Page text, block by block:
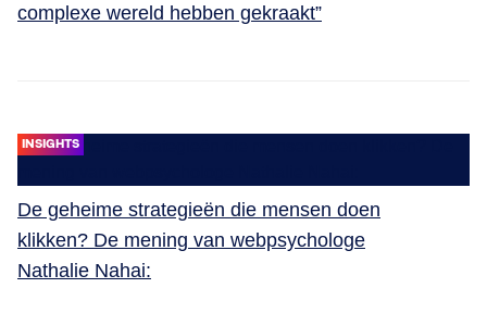
complexe wereld hebben gekraakt”
INSIGHTS
De geheime strategieën die mensen doen
klikken? De mening van webpsychologe
Nathalie Nahai: